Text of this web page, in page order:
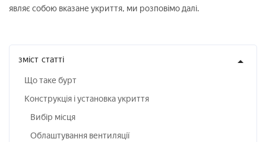
являє собою вказане укриття, ми розповімо далі.
зміст статті
Що таке бурт
Конструкція і установка укриття
Вибір місця
Облаштування вентиляції